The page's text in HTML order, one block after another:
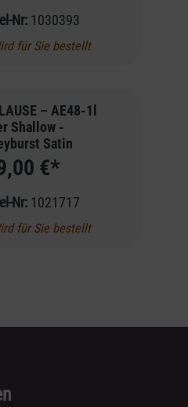
Nr: 1030393
für Sie bestellt
– AE48-1l
Shallow -
Satin
€*
Nr: 1021717
für Sie bestellt